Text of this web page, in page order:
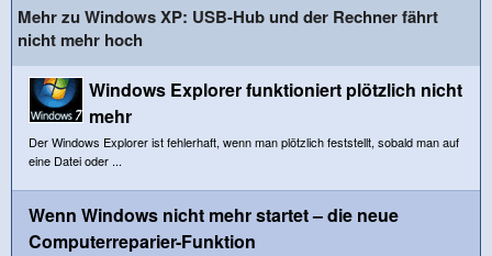
Mehr zu Windows XP: USB-Hub und der Rechner fährt
nicht mehr hoch
Windows Explorer funktioniert plötzlich nicht
mehr
Der Windows Explorer ist fehlerhaft, wenn man plötzlich feststellt, sobald man auf
eine Datei oder ...
Wenn Windows nicht mehr startet – die neue
Computerreparier-Funktion